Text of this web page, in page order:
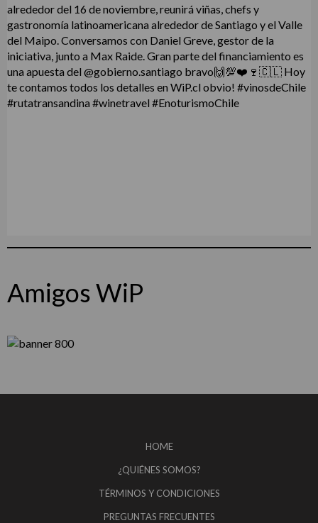
Amigos WiP
HOME
¿QUIÉNES SOMOS?
TÉRMINOS Y CONDICIONES
PREGUNTAS FRECUENTES